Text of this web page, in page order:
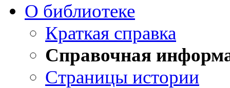
О библиотеке
Краткая справка
Справочная
Страницы истории